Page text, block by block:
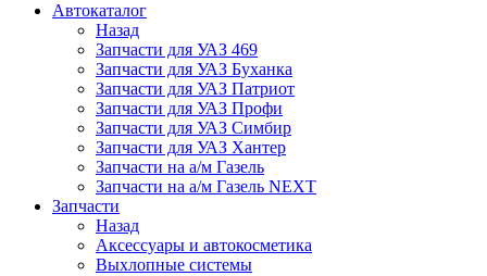
Автокаталог
Назад
Запчасти для УАЗ 469
Запчасти для УАЗ Буханка
Запчасти для УАЗ Патриот
Запчасти для УАЗ Профи
Запчасти для УАЗ Симбир
Запчасти для УАЗ Хантер
Запчасти на а/м Газель
Запчасти на а/м Газель NEXT
Запчасти
Назад
Аксессуары и автокосметика
Выхлопные системы